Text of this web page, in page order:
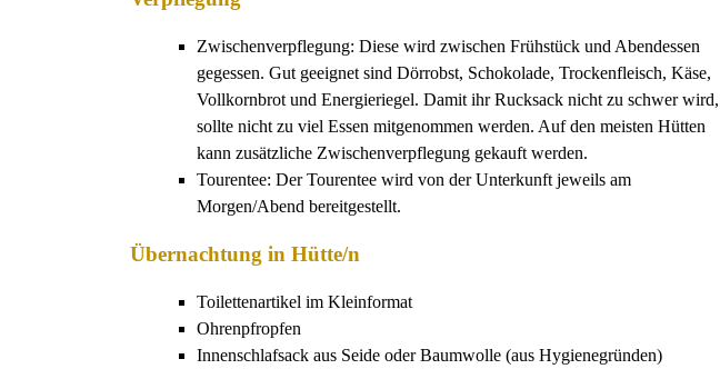
Zwischenverpflegung: Diese wird zwischen Frühstück und Abendessen
gegessen. Gut geeignet sind Dörrobst, Schokolade, Trockenfleisch, Käse,
Vollkornbrot und Energieriegel. Damit ihr Rucksack nicht zu schwer wird,
sollte nicht zu viel Essen mitgenommen werden. Auf den meisten Hütten
kann zusätzliche Zwischenverpflegung gekauft werden.
Tourentee: Der Tourentee wird von der Unterkunft jeweils am
Morgen/Abend bereitgestellt.
Übernachtung in Hütte/n
Toilettenartikel im Kleinformat
Ohrenpfropfen
Innenschlafsack aus Seide oder Baumwolle (aus Hygienegründen)